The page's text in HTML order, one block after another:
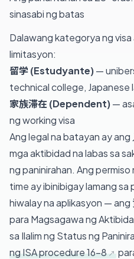
sinasabi ng batas
Dalawang kategorya ng
limitasyon:
留学 (Estudyante)—
technical college, Japanese
家族滞在 (Dependent)—
ng working visa
Ang legal na batayan ay ang
mga aktibidad na labas sa
ng paninirahan. Ang
time ay ibinibigay lamang sa
hiwalay na aplikasyon — ang
para Magsagawa ng
sa Ilalim ng Status ng
ng ISA procedure 16-8